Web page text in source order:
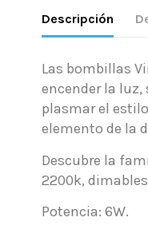
Descripción
Las bombillas
encender la
plasmar el
elemento de la
Descubre la
2200k,
Potencia: 6W.